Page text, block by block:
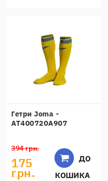
Гетри Joma -
AT400720A907
394 грн.
175
грн.
ДО
КОШИКА